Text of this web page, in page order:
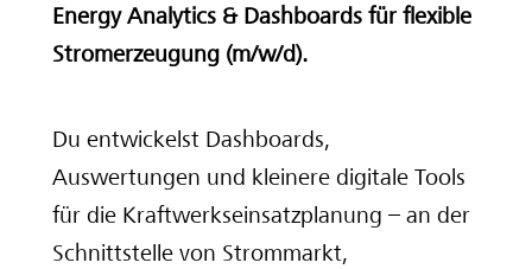
Energy Analytics & Dashboards für flexible
Stromerzeugung (m/w/d).
Du entwickelst Dashboards,
Auswertungen und kleinere digitale Tools
für die Kraftwerkseinsatzplanung – an der
Schnittstelle von Strommarkt,